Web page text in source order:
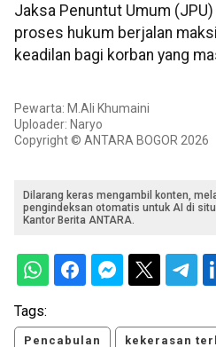
Jaksa Penuntut Umum
proses hukum berjalan
keadilan bagi korban yang
Pewarta: M.Ali Khumaini
Uploader: Naryo
Copyright © ANTARA BOGOR 2026
Dilarang keras mengambil konten,
pengindeksan otomatis untuk AI di
Kantor Berita ANTARA.
Tags:
Pencabulan kekerasan